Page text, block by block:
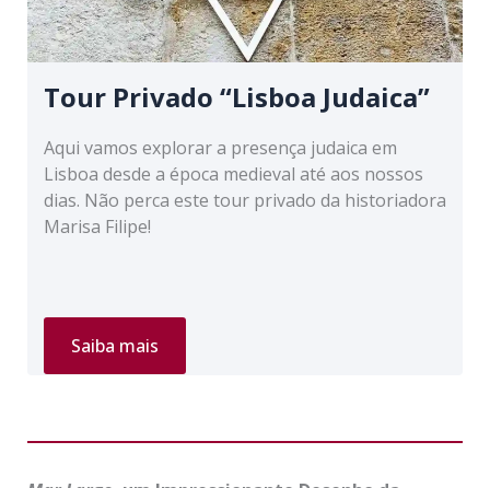
Tour Privado “Lisboa Judaica”
Aqui vamos explorar a presença judaica em
Lisboa desde a época medieval até aos nossos
dias. Não perca este tour privado da historiadora
Marisa Filipe!
Tour
Privado
“Lisboa
Saiba mais